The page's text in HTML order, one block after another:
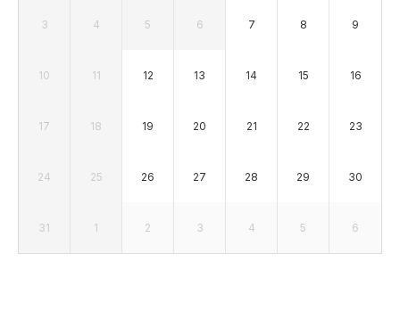
3 4 5 6 7 8 9
10 11 12 13 14 15 16
17 18 19 20 21 22 23
24 25 26 27 28 29 30
31 1 2 3 4 5 6